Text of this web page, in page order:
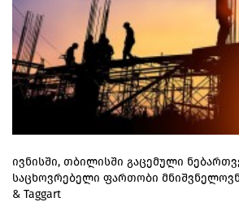
ივნისში, თბილისში გაცემული
საცხოვრებელი ფართობი
& Taggart